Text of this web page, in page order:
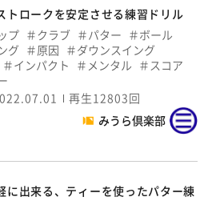
トロークを安定させる練習ドリル
プ
クラブ パター
ボール
グ
原因
ダウンスイング
インパクト メンタル
スコア
再生12803回
みうら倶楽部
に出来る、ティーを使ったパター練